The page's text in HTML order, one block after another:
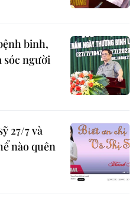
binh,
sóc người
27/7 và
nào quên